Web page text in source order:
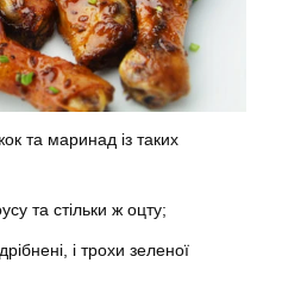
та маринад із таких
та стільки ж оцту;
і трохи зеленої